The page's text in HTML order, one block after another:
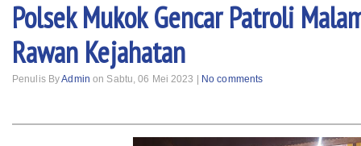
Polsek Mukok Gencar Patroli
Rawan Kejahatan
Penulis ByAdmin on Sabtu, 06 Mei 2023 | No comments